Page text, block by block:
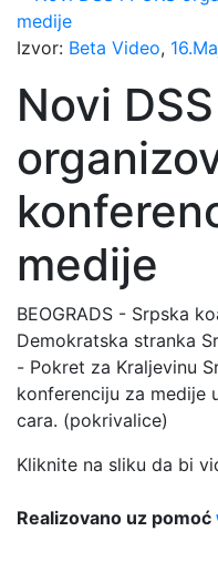
Izvor: Beta Video,
Novi
medije
BEOGRADS - Srpska
Demokratska stranka
- Pokret za Kraljevinu
konferenciju za medije
cara. (pokrivalice)
Kliknite na sliku da bi
Realizovano uz pomoć